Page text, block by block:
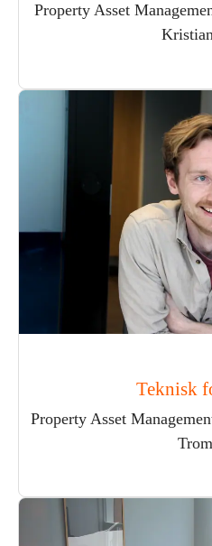
Property Asset
Teknisk
Property Asset